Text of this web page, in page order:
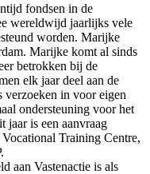
fondsen in de
wereldwijd jaarlijks vele
worden. Marijke
Marijke komt al sinds
betrokken bij de
elk jaar deel aan de
verzoeken in voor eigen
ondersteuning voor het
jaar is een aanvraag
Training Centre,
aan Vastenactie is als